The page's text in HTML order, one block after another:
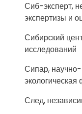
Сиб-эксперт,
экспертизы и
Сибирский
исследований
Сипар,
След,